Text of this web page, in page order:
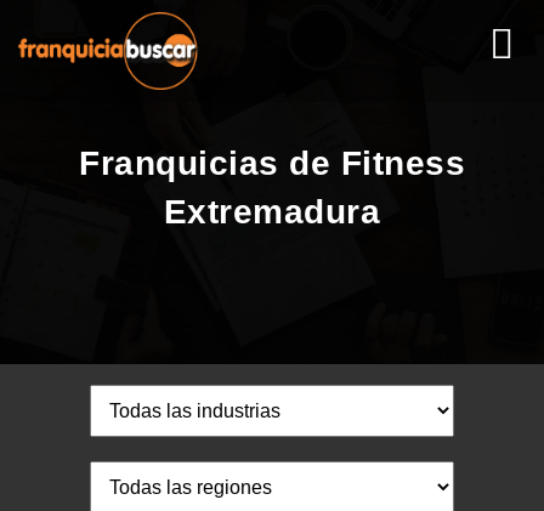
Franquicias de Fitness
Extremadura